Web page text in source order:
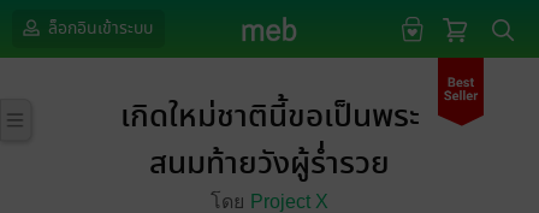
ล็อกอินเข้าระบบ
เกิดใหม่ชาตินี้ขอเป็นพระ
สนมท้ายวังผู้ร่ำรวย
โดย Project X